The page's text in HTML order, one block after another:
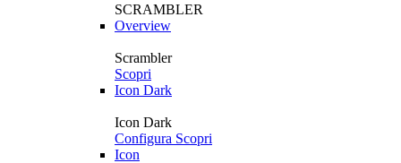
SCRAMBLER
Overview
Scrambler
Scopri
Icon Dark
Icon Dark
Configura Scopri
Icon